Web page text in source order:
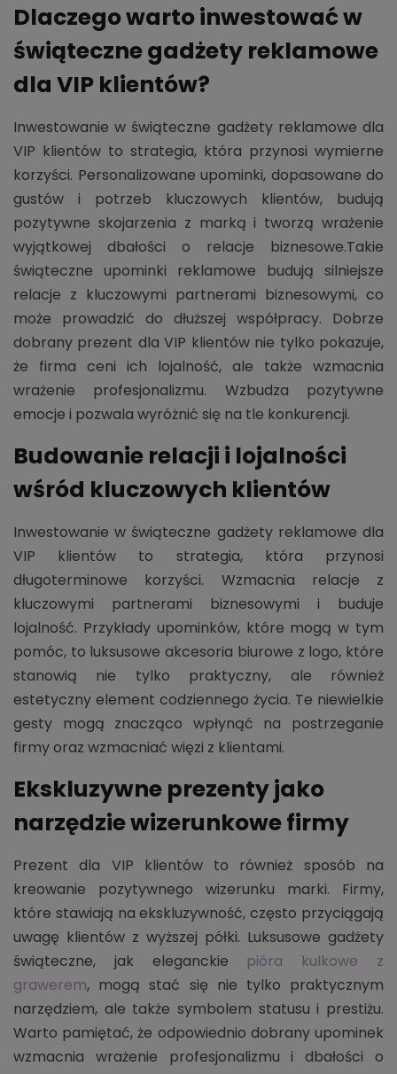
Dlaczego warto inwestować w
świąteczne gadżety reklamowe
dla VIP klientów?
Inwestowanie w świąteczne gadżety reklamowe dla
VIP klientów to strategia, która przynosi wymierne
korzyści. Personalizowane upominki, dopasowane do
gustów i potrzeb kluczowych klientów, budują
pozytywne skojarzenia z marką i tworzą wrażenie
wyjątkowej dbałości o relacje biznesowe.Takie
świąteczne upominki reklamowe budują silniejsze
relacje z kluczowymi partnerami biznesowymi, co
może prowadzić do dłuższej współpracy. Dobrze
dobrany prezent dla VIP klientów nie tylko pokazuje,
że firma ceni ich lojalność, ale także wzmacnia
wrażenie profesjonalizmu. Wzbudza pozytywne
emocje i pozwala wyróżnić się na tle konkurencji.
Budowanie relacji i lojalności
wśród kluczowych klientów
Inwestowanie w świąteczne gadżety reklamowe dla
VIP klientów to strategia, która przynosi
długoterminowe korzyści. Wzmacnia relacje z
kluczowymi partnerami biznesowymi i buduje
lojalność. Przykłady upominków, które mogą w tym
pomóc, to luksusowe akcesoria biurowe z logo, które
stanowią nie tylko praktyczny, ale również
estetyczny element codziennego życia. Te niewielkie
gesty mogą znacząco wpłynąć na postrzeganie
firmy oraz wzmacniać więzi z klientami.
Ekskluzywne prezenty jako
narzędzie wizerunkowe firmy
Prezent dla VIP klientów to również sposób na
kreowanie pozytywnego wizerunku marki. Firmy,
które stawiają na ekskluzywność, często przyciągają
uwagę klientów z wyższej półki. Luksusowe gadżety
świąteczne, jak eleganckie pióra kulkowe z
grawerem, mogą stać się nie tylko praktycznym
narzędziem, ale także symbolem statusu i prestiżu.
Warto pamiętać, że odpowiednio dobrany upominek
wzmacnia wrażenie profesjonalizmu i dbałości o